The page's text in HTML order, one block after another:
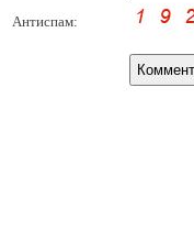
Антиспам: